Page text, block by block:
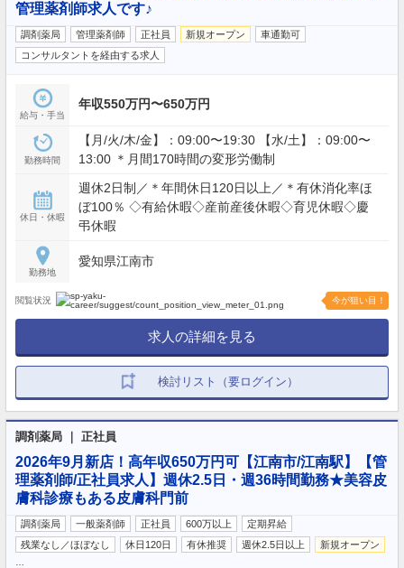
管理薬剤師求人です♪
調剤薬局 管理薬剤師 正社員 新規オープン
車通勤可
コンサルタントを経由する求人
給与・手当
年収550万円〜650万円
勤務時間
【月/火/木/金】：09:00〜19:30 【水/土】：09:00〜
13:00 ＊月間170時間の変形労働制
休日・休暇
週休2日制／＊年間休日120日以上／＊有休消化率ほ
ぼ100％ ◇有給休暇◇産前産後休暇◇育児休暇◇慶
弔休暇
勤務地
愛知県江南市
閲覧状況 今が狙い目！
求人の詳細を見る
検討リスト（要ログイン）
調剤薬局 ｜ 正社員
2026年9月新店！高年収650万円可【江南市/江南駅】【管
理薬剤師/正社員求人】週休2.5日・週36時間勤務★美容皮
膚科診療もある皮膚科門前
調剤薬局 一般薬剤師 正社員 600万以上
定期昇給
残業なし／ほぼなし
休日120日 有休推奨 週休2.5日以上 新規オープン